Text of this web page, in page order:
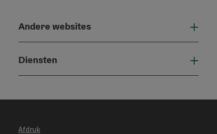
Andere websites
Diensten
Afdruk